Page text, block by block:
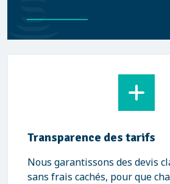
Transparence des tarifs
Nous garantissons des devis
sans frais cachés, pour que